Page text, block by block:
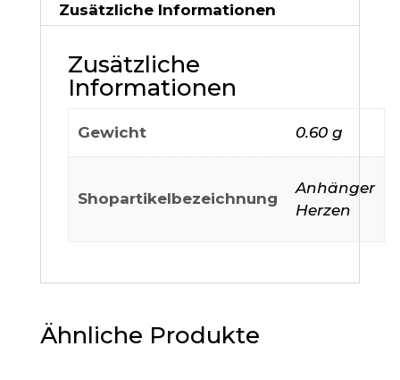
Zusätzliche Informationen
Zusätzliche
Informationen
Gewicht 0.60 g
Shopartikelbezeichnung
Anhänger
Herzen
Ähnliche Produkte